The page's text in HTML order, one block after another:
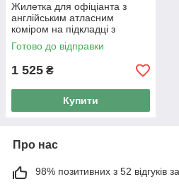
Жилетка для офіціанта з
англійським атласним
коміром на підкладці з
кишенями Atteks — 01102
Готово до відправки
1 525 ₴
Купити
Про нас
98% позитивних з 52 відгуків